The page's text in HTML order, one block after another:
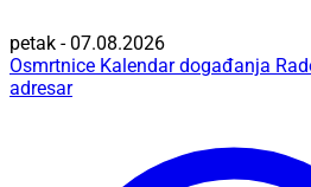
petak - 07.08.2026
Osmrtnice Kalendar događanja
adresar